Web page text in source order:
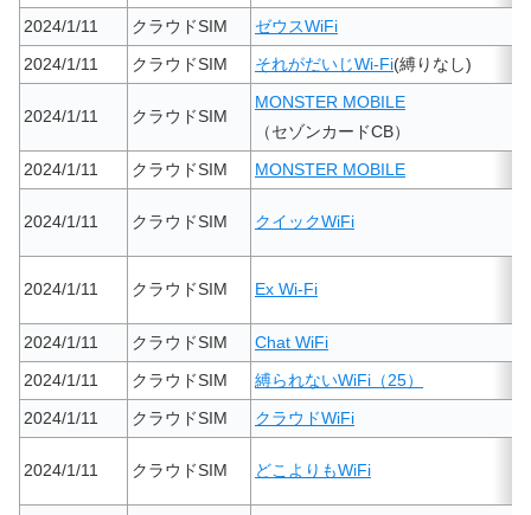
2024/1/11
クラウドSIM
ゼウスWiFi
2024/1/11
クラウドSIM それがだいじWi-Fi(縛りなし)
2024/1/11 クラウドSIM
MONSTER MOBILE
（セゾンカードCB）
2024/1/11
クラウドSIM MONSTER MOBILE
2024/1/11 クラウドSIM クイックWiFi
2024/1/11 クラウドSIM Ex Wi-Fi
2024/1/11 クラウドSIM
Chat WiFi
2024/1/11
クラウドSIM
縛られないWiFi（25）
2024/1/11
クラウドSIM クラウドWiFi
2024/1/11 クラウドSIM どこよりもWiFi